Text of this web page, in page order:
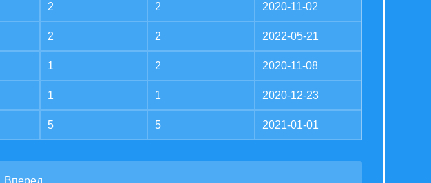
2 2 2020-11-02
2 2 2022-05-21
1 2 2020-11-08
1 1 2020-12-23
5 5 2021-01-01
Вперед